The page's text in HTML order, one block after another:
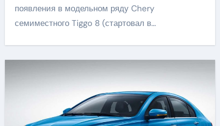
появления в модельном ряду Chery
семиместного Tiggo 8 (стартовал в…